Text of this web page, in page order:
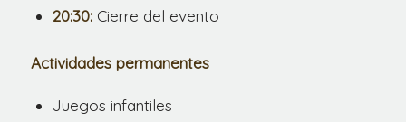
20:30:Cierre del evento
Actividades permanentes
Juegos infantiles